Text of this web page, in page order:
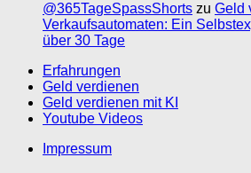
@365TageSpassShorts zu Geld
Verkaufsautomaten: Ein
über 30 Tage
Erfahrungen
Geld verdienen
Geld verdienen mit KI
Youtube Videos
Impressum